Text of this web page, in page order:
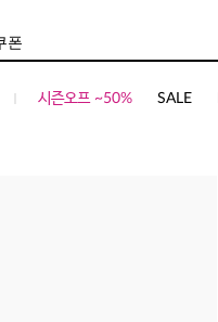
시즌오프 ~50% SALE